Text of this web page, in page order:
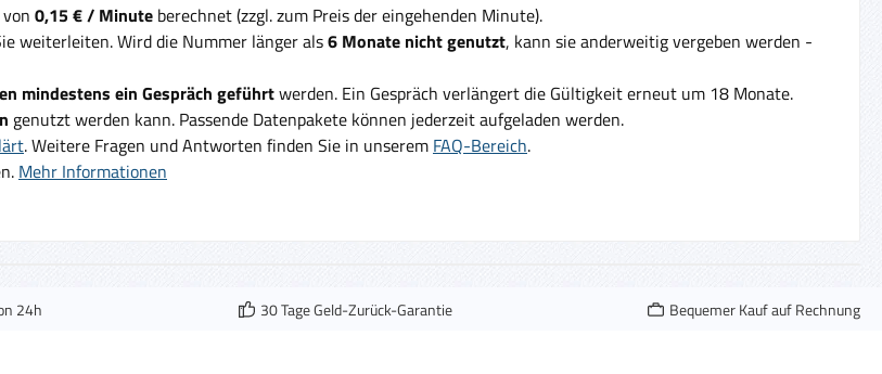
0,15 € / Minute berechnet (zzgl. zum Preis der eingehenden Minute).
weiterleiten. Wird die Nummer länger als6 Monate nicht genutzt, kann sie anderweitig vergeben werden -
mindestens ein Gespräch geführtwerden. Ein Gespräch verlängert die Gültigkeit erneut um 18 Monate.
genutzt werden kann. Passende Datenpakete können jederzeit aufgeladen werden.
. Weitere Fragen und Antworten finden Sie in unserem FAQ-Bereich.
Mehr Informationen
24h 30 Tage Geld-Zurück-Garantie Bequemer Kauf auf Rechnung